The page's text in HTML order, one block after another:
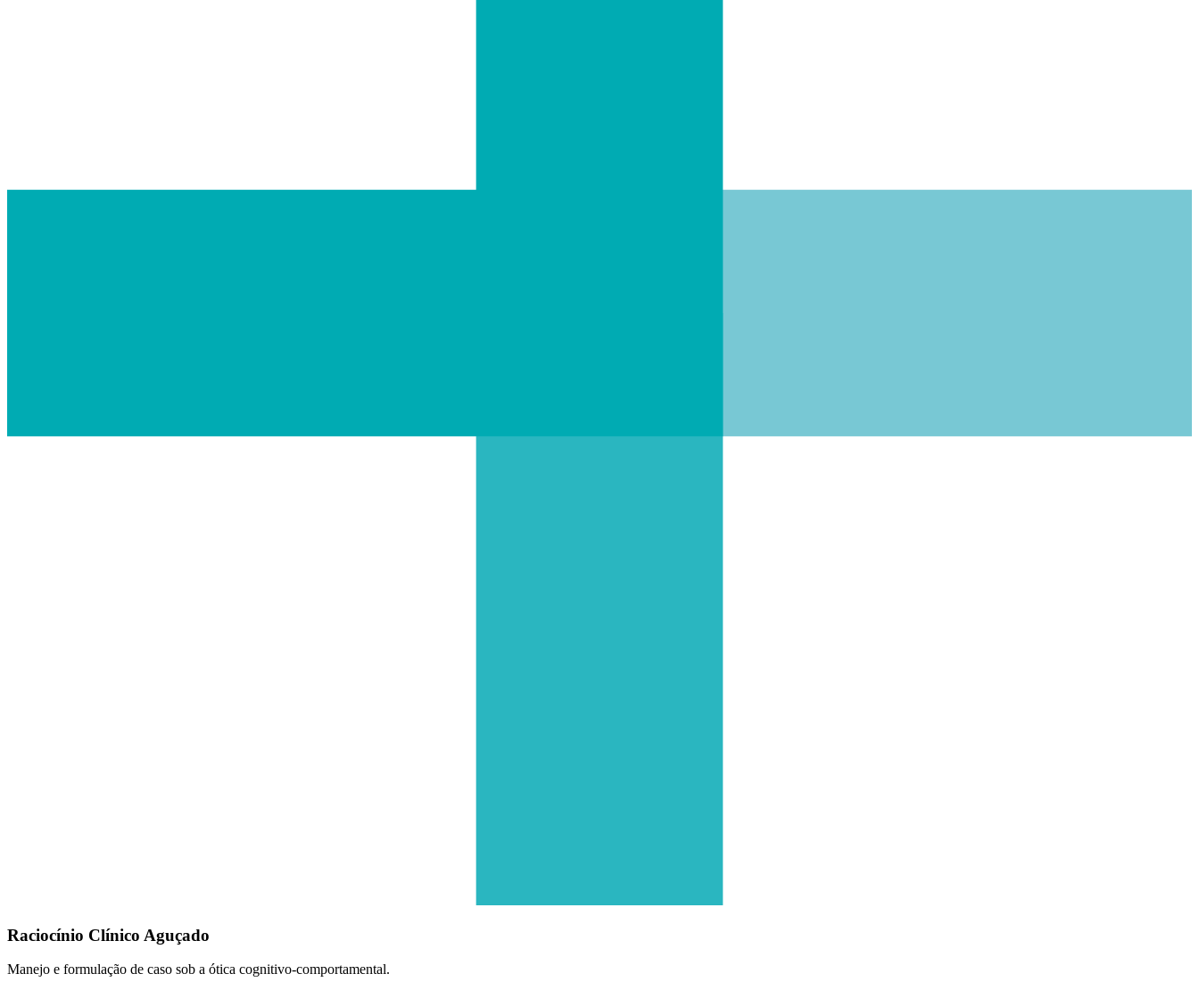
Raciocínio Clínico Aguçado
Manejo e formulação de caso sob a ótica cognitivo-comportamental.